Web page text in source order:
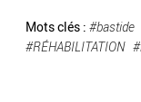
AUTRES CRITÈRES
Mots clés : #bastide
#RÉHABILITATION